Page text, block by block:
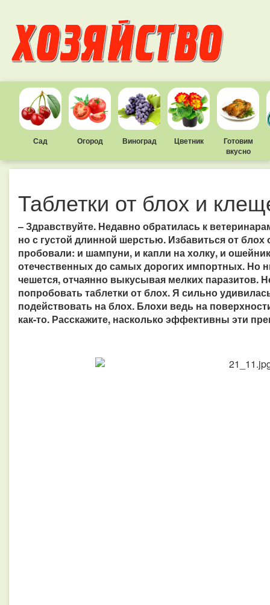
Сад Огород Виноград Цветник
Готовим
вкусно
Таблетки от блох и
– Здравствуйте. Недавно обратилась к
но с густой длинной шерстью. Избавиться от
пробовали: и шампуни, и капли на холку, и
отечественных до самых дорогих импортных. Но
чешется, отчаянно выкусывая мелких паразитов.
попробовать таблетки от блох. Я сильно
подействовать на блох. Блохи ведь на
как-то. Расскажите, насколько эффективны эти